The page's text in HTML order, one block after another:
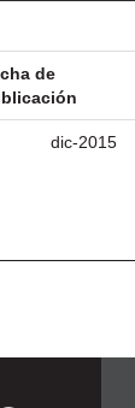
de
dic-2015